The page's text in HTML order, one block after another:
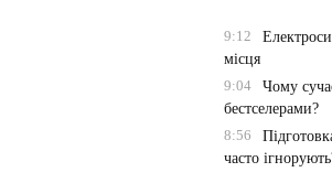
9:12
місця
9:04
Чому
бестселерами?
8:56
часто